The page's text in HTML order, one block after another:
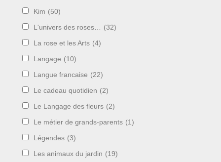
Kim (50)
L'univers des roses… (32)
La rose et les Arts (4)
Langage (10)
Langue francaise (22)
Le cadeau quotidien (2)
Le Langage des fleurs (2)
Le métier de grands-parents (1)
Légendes (3)
Les animaux du jardin (19)